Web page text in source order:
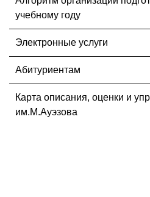
учебному году
Электронные услуги
Абитуриентам
Карта описания, оценки и
им.М.Ауэзова